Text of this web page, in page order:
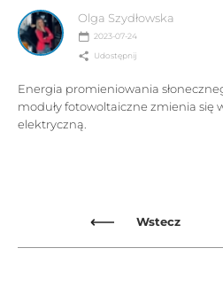
Olga Szydłowska
2023-07-24
Udostępnij
Energia promieniowania
moduły fotowoltaiczne zmienia się
elektryczną.
Wstecz